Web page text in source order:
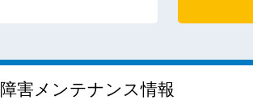
障害メンテナンス情報